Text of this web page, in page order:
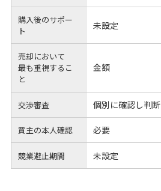
購入後のサポー
ト
未設定
売却において
最も重視するこ
と
金額
交渉審査 個別に確認し判断
買主の本人確認 必要
競業避止期間 未設定